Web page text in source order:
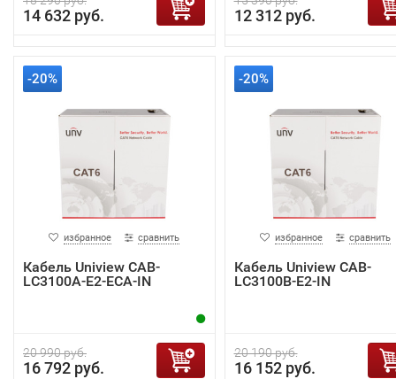
14 632 руб. 12 312 руб.
-20%
избранное сравнить
Кабель Uniview CAB-
LC3100A-E2-ECA-IN
20 990 руб.
16 792 руб.
-20%
избранное сравнить
Кабель Uniview CAB-
LC3100B-E2-IN
20 190 руб.
16 152 руб.